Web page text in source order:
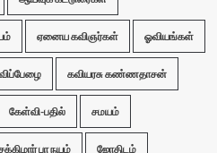
ஏனைய கவிஞர்கள் ஓவியங்கள்
கவியரசு கண்ணதாசன்
கேள்வி-பதில் சமயம்
பா நயம் ஜோதிடம்